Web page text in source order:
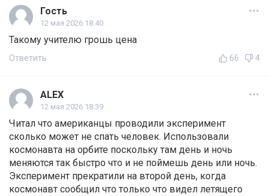
Гость
12 мая 2026 18:40
Такому учителю грошь цена
Ответить 66 4
ALEX
12 мая 2026 18:39
Читал что американцы проводили эксперимент
сколько может не спать человек. Использовали
космонавта на орбите поскольку там день и ночь
меняются так быстро что и не поймешь день или ночь.
Эксперимент прекратили на второй день, когда
космонавт сообщил что только что видел летящего